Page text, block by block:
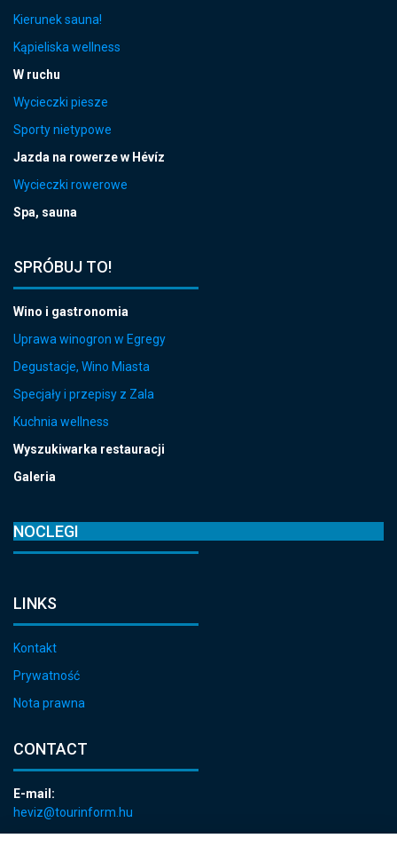
Kierunek sauna!
Kąpieliska wellness
W ruchu
Wycieczki piesze
Sporty nietypowe
Jazda na rowerze w Hévíz
Wycieczki rowerowe
Spa, sauna
SPRÓBUJ TO!
Wino i gastronomia
Uprawa winogron w Egregy
Degustacje, Wino Miasta
Specjały i przepisy z Zala
Kuchnia wellness
Wyszukiwarka restauracji
Galeria
NOCLEGI
LINKS
Kontakt
Prywatność
Nota prawna
CONTACT
E-mail:
heviz@tourinform.hu